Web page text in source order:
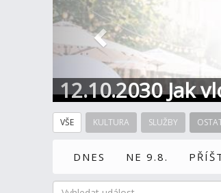
12.10.2030 Jak
VŠE KULTURA SLUŽBY
DNES NE 9.8.